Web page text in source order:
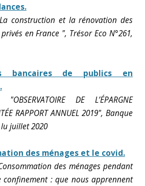
construction et la rénovation des
en France ", Trésor Eco N°261,
bancaires de publics en
"OBSERVATOIRE DE L’ÉPARGNE
RAPPORT ANNUEL 2019", Banque
juillet 2020
des ménages et le covid.
des ménages pendant
confinement : que nous apprennent